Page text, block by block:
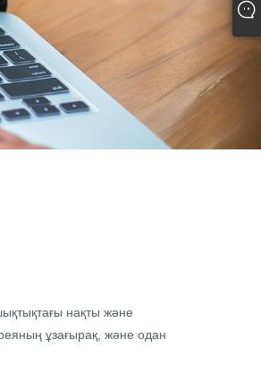
нақты және
ұзағырақ, және одан